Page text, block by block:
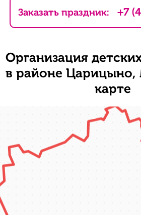
Заказать праздник: +7
Организация
в районе
карте